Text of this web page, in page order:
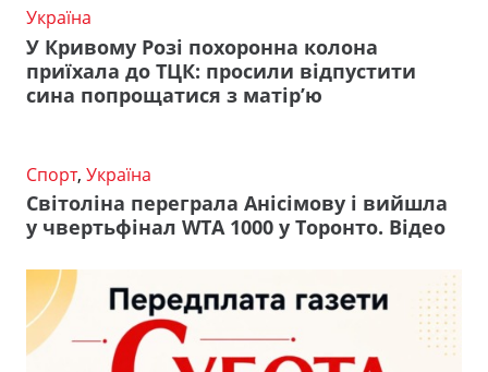
Україна
У Кривому Розі похоронна колона
приїхала до ТЦК: просили відпустити
сина попрощатися з матір’ю
Спорт, Україна
Світоліна переграла Анісімову і вийшла
у чвертьфінал WTA 1000 у Торонто. Відео